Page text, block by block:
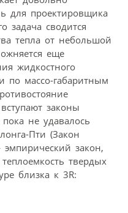
для проектировщика
задача сводится
тепла от небольшой
еще
жидкостного
по массо-габаритным
законы
не удавалось
Пти (Закон
эмпирический закон,
твердых
близка к 3R: